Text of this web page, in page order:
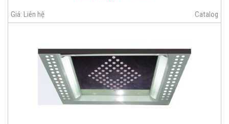
Giá: Liên hệ Catalog